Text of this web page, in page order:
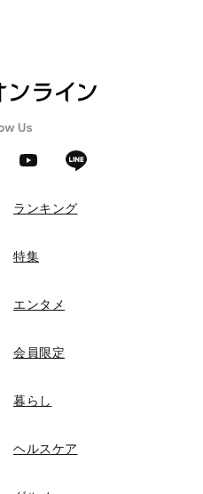
ランキング
特集
エンタメ
会員限定
暮らし
ヘルスケア